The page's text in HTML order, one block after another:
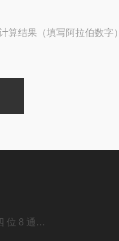
算结果（填写阿拉伯数字
（上样阀）四 位 8 通高压进样阀组